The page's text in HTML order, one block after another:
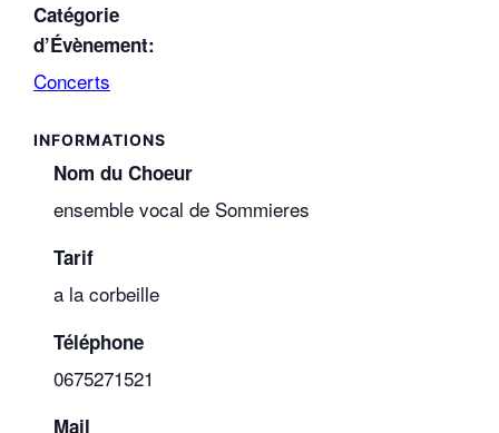
Catégorie
d’Évènement:
Concerts
Nom du Choeur
ensemble vocal de Sommieres
Tarif
a la corbeille
Téléphone
0675271521
Mail